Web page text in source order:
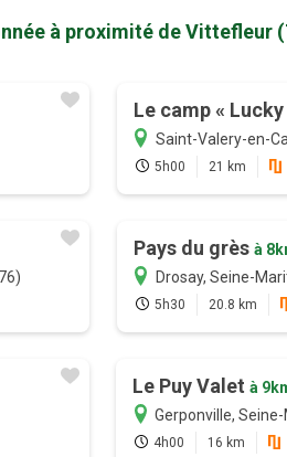
à proximité de Vittefleur
Le camp «
Saint-Valery-en-
5h00 21 km
Pays du grès à
Drosay, Seine-
5h30 20.8 km
Le Puy Valetà
Gerponville,
4h00 16 km